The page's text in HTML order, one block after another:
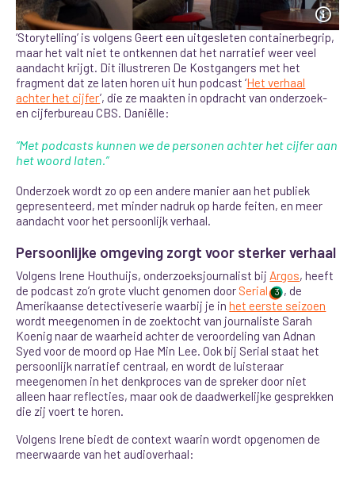
‘Storytelling’ is volgens Geert een uitgesleten containerbegrip,
maar het valt niet te ontkennen dat het narratief weer veel
aandacht krijgt. Dit illustreren De Kostgangers met het
fragment dat ze laten horen uit hun podcast ‘Het verhaal
achter het cijfer’, die ze maakten in opdracht van onderzoek-
en cijferbureau CBS. Daniëlle:
“Met podcasts kunnen we de personen achter het cijfer aan
het woord laten.”
Onderzoek wordt zo op een andere manier aan het publiek
gepresenteerd, met minder nadruk op harde feiten, en meer
aandacht voor het persoonlijk verhaal.
Persoonlijke omgeving zorgt voor sterker verhaal
Volgens Irene Houthuijs, onderzoeksjournalist bij Argos, heeft
de podcast zo’n grote vlucht genomen door Serial 3 , de
Amerikaanse detectiveserie waarbij je inhet eerste seizoen
wordt meegenomen in de zoektocht van journaliste Sarah
Koenig naar de waarheid achter de veroordeling van Adnan
Syed voor de moord op Hae Min Lee. Ook bij Serial staat het
persoonlijk narratief centraal, en wordt de luisteraar
meegenomen in het denkproces van de spreker door niet
alleen haar reflecties, maar ook de daadwerkelijke gesprekken
die zij voert te horen.
Volgens Irene biedt de context waarin wordt opgenomen de
meerwaarde van het audioverhaal: